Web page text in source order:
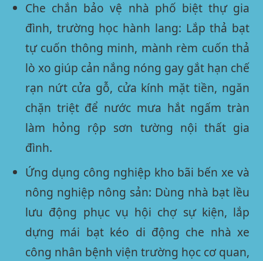
Che chắn bảo vệ nhà phố biệt thự gia
đình, trường học hành lang: Lắp thả bạt
tự cuốn thông minh, mành rèm cuốn thả
lò xo giúp cản nắng nóng gay gắt hạn chế
rạn nứt cửa gỗ, cửa kính mặt tiền, ngăn
chặn triệt để nước mưa hắt ngấm tràn
làm hỏng rộp sơn tường nội thất gia
đình.
Ứng dụng công nghiệp kho bãi bến xe và
nông nghiệp nông sản: Dùng nhà bạt lều
lưu động phục vụ hội chợ sự kiện, lắp
dựng mái bạt kéo di động che nhà xe
công nhân bệnh viện trường học cơ quan,